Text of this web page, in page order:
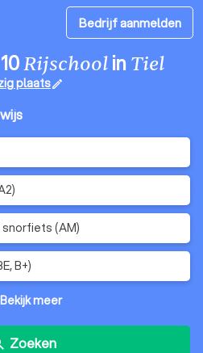
Bedrijf aanmelden
Rijschoolin Tiel
plaatsedit
(AM)
B+)
Bekijk meer
Zoeken